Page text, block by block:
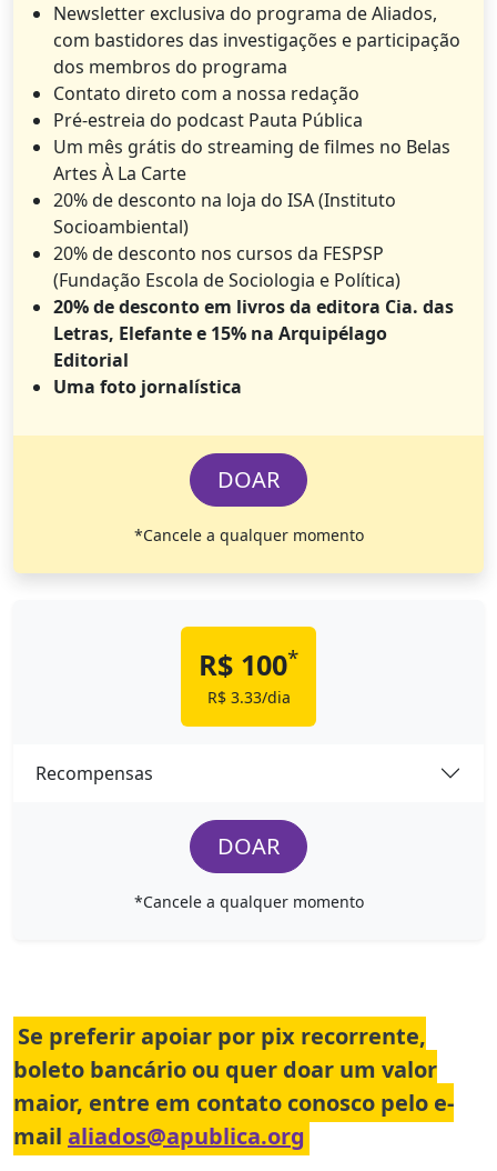
Newsletter exclusiva do programa de Aliados,
com bastidores das investigações e participação
dos membros do programa
Contato direto com a nossa redação
Pré-estreia do podcast Pauta Pública
Um mês grátis do streaming de filmes no Belas
Artes À La Carte
20% de desconto na loja do ISA (Instituto
Socioambiental)
20% de desconto nos cursos da FESPSP
(Fundação Escola de Sociologia e Política)
20% de desconto em livros da editora Cia. das
Letras, Elefante e 15% na Arquipélago
Editorial
Uma foto jornalística
DOAR
*Cancele a qualquer momento
R$ 100*
R$ 3.33/dia
Recompensas
DOAR
*Cancele a qualquer momento
Se preferir apoiar por pix recorrente,
boleto bancário ou quer doar um valor
maior, entre em contato conosco pelo e-
mail aliados@apublica.org